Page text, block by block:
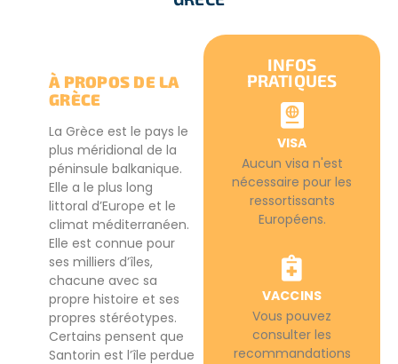
À PROPOS DE LA
GRÈCE
La Grèce est le pays le
plus méridional de la
péninsule balkanique.
Elle a le plus long
littoral d’Europe et le
climat méditerranéen.
Elle est connue pour
ses milliers d’îles,
chacune avec sa
propre histoire et ses
propres stéréotypes.
Certains pensent que
Santorin est l’île perdue
INFOS
PRATIQUES
VISA
Aucun visa n'est
nécessaire pour les
ressortissants
Européens.
VACCINS
Vous pouvez
consulter les
recommandations